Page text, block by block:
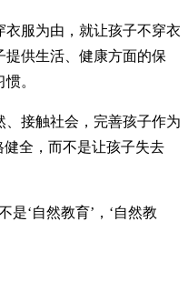
服为由，就让孩子不穿衣
提供生活、健康方面的保
。
接触社会，完善孩子作为
全，而不是让孩子失去
是‘自然教育’，‘自然教